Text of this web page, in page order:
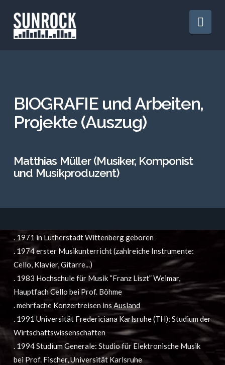
BIOGRAFIE und Arbeiten,
Projekte (Auszug)
Matthias Müller (Musiker, Komponist
und Musikproduzent)
. 1971 in Lutherstadt Wittenberg geboren
. 1974 erster Musikunterricht (zahlreiche Instrumente:
Cello, Klavier, Gitarre...)
. 1983 Hochschule für Musik “Franz Liszt” Weimar,
Hauptfach Cello bei Prof. Böhme
. mehrfache Konzertreisen ins Ausland
. 1991 Universität Fredericiana Karlsruhe (TH): Studium der
Wirtschaftswissenschaften
. 1994 Studium Generale: Studio für Elektronische Musik
bei Prof. Fischer, Universität Karlsruhe